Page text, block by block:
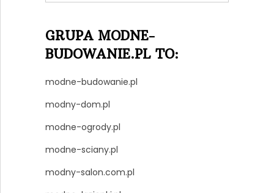
GRUPA MODNE-
BUDOWANIE.PL TO:
modne-budowanie.pl
modny-dom.pl
modne-ogrody.pl
modne-sciany.pl
modny-salon.com.pl